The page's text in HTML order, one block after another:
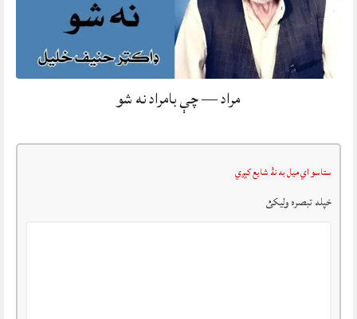
مراد — چې بامراد نه شو
ستاسو اي ميل به نۀ شايع کېږي
خپله تبصرہ وليکئ